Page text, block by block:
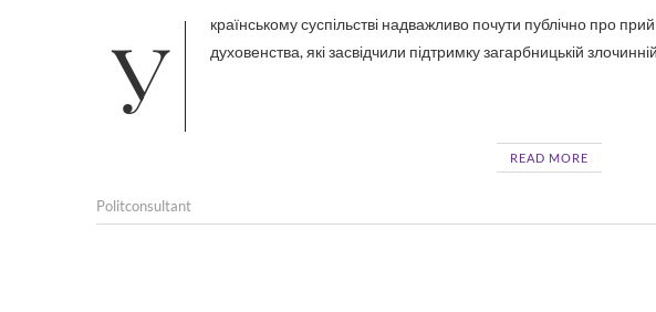
Українському суспільстві надважливо почути публічно про прийняті в УПЦ рішення стосовно тих представників духовенства, які засвідчили підтримку загарбницькій
READ MORE
Politconsultant